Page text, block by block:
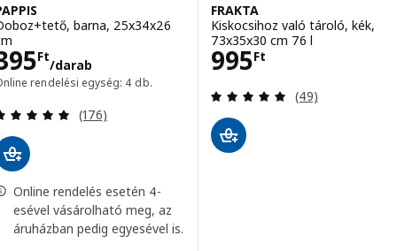
barna, 25x34x26
Ft
/darab
395Ft/darab
rendelési egység: 4 db.
Vélemény: 4.9 kívül 5 csillag. Összes vélemény:
(176)
Online rendelés esetén 4-
esével vásárolható meg, az
áruházban pedig egyesével is.
FRAKTA
Kiskocsihoz való tároló, kék,
73x35x30 cm 76 l
995Ft
Ár 995Ft
Vélemény: 4.9
(49)